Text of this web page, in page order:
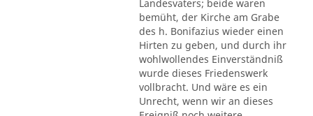
Landesvaters; beide waren
bemüht, der Kirche am Grabe
des h. Bonifazius wieder einen
Hirten zu geben, und durch ihr
wohlwollendes Einverständniß
wurde dieses Friedenswerk
vollbracht. Und wäre es ein
Unrecht, wenn wir an dieses